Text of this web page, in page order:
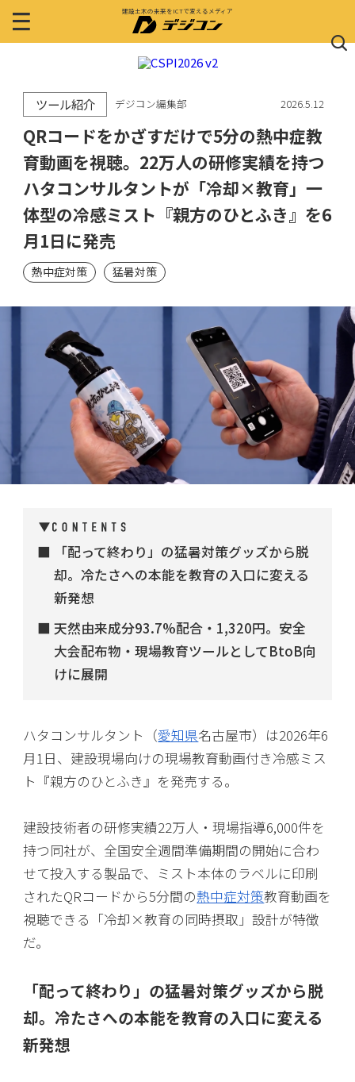
建設土木の未来をICTで変えるメディア
ツール紹介 デジコン編集部 2026.5.12
QRコードをかざすだけで5分の熱中症教
育動画を視聴。22万人の研修実績を持つ
ハタコンサルタントが「冷却×教育」一
体型の冷感ミスト『親方のひとふき』を6
月1日に発売
熱中症対策 猛暑対策
「配って終わり」の猛暑対策グッズから脱
却。冷たさへの本能を教育の入口に変える
新発想
天然由来成分93.7%配合・1,320円。安全
大会配布物・現場教育ツールとしてBtoB向
けに展開
ハタコンサルタント（愛知県名古屋市）は2026年6
月1日、建設現場向けの現場教育動画付き冷感ミス
ト『親方のひとふき』を発売する。
建設技術者の研修実績22万人・現場指導6,000件を
持つ同社が、全国安全週間準備期間の開始に合わ
せて投入する製品で、ミスト本体のラベルに印刷
されたQRコードから5分間の熱中症対策教育動画を
視聴できる「冷却×教育の同時摂取」設計が特徴
だ。
「配って終わり」の猛暑対策グッズから脱
却。冷たさへの本能を教育の入口に変える
新発想